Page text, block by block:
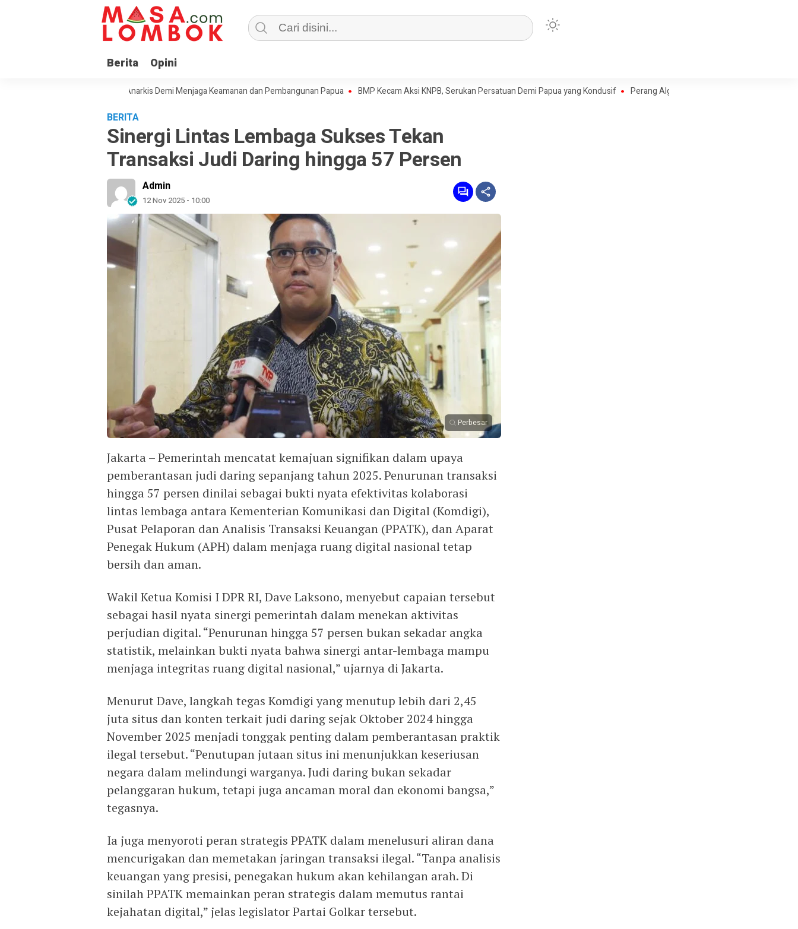
Berita Opini
Masyarakat Tolak Aksi Anarkis Demi Menjaga Keamanan dan Pembangunan Papua BMP Kecam Aksi KNPB, Serukan Persatuan Demi Papua yang Kondusif Perang Algoritma AI Makin Kompleks, Publik Diminta
BERITA
Sinergi Lintas Lembaga Sukses Tekan
Transaksi Judi Daring hingga 57 Persen
Admin
12 Nov 2025 - 10:00
Perbesar
Jakarta – Pemerintah mencatat kemajuan signifikan dalam upaya
pemberantasan judi daring sepanjang tahun 2025. Penurunan transaksi
hingga 57 persen dinilai sebagai bukti nyata efektivitas kolaborasi
lintas lembaga antara Kementerian Komunikasi dan Digital (Komdigi),
Pusat Pelaporan dan Analisis Transaksi Keuangan (PPATK), dan Aparat
Penegak Hukum (APH) dalam menjaga ruang digital nasional tetap
bersih dan aman.
Wakil Ketua Komisi I DPR RI, Dave Laksono, menyebut capaian tersebut
sebagai hasil nyata sinergi pemerintah dalam menekan aktivitas
perjudian digital. “Penurunan hingga 57 persen bukan sekadar angka
statistik, melainkan bukti nyata bahwa sinergi antar-lembaga mampu
menjaga integritas ruang digital nasional,” ujarnya di Jakarta.
Menurut Dave, langkah tegas Komdigi yang menutup lebih dari 2,45
juta situs dan konten terkait judi daring sejak Oktober 2024 hingga
November 2025 menjadi tonggak penting dalam pemberantasan praktik
ilegal tersebut. “Penutupan jutaan situs ini menunjukkan keseriusan
negara dalam melindungi warganya. Judi daring bukan sekadar
pelanggaran hukum, tetapi juga ancaman moral dan ekonomi bangsa,”
tegasnya.
Ia juga menyoroti peran strategis PPATK dalam menelusuri aliran dana
mencurigakan dan memetakan jaringan transaksi ilegal. “Tanpa analisis
keuangan yang presisi, penegakan hukum akan kehilangan arah. Di
sinilah PPATK memainkan peran strategis dalam memutus rantai
kejahatan digital,” jelas legislator Partai Golkar tersebut.